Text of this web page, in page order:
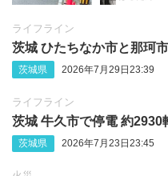
ライフライン
茨城 ひたちなか市と那珂
茨城県 2026年7月29日23:39
ライフライン
茨城 牛久市で停電 約2930
茨城県 2026年7月23日23:45